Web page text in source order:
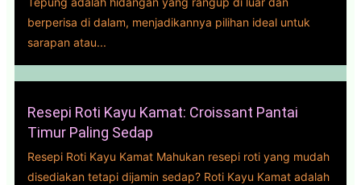
berperisa di dalam, menjadikannya pilihan ideal untuk
sarapan atau...
Resepi Roti Kayu Kamat: Croissant Pantai
Timur Paling Sedap
Resepi Roti Kayu Kamat Mahukan resepi roti yang mudah
disediakan tetapi dijamin sedap? Roti Kayu Kamat adalah